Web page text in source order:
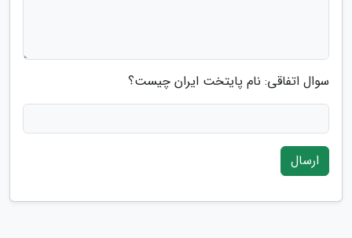
سوال اتفاقی: نام پایتخت ایران چیست؟
ارسال